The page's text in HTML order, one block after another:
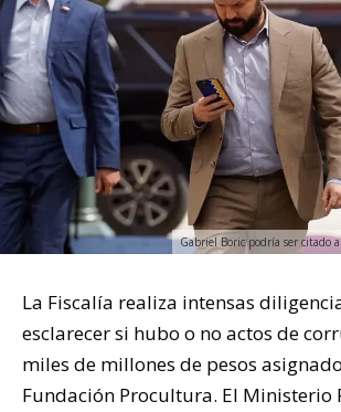
Gabriel Boric podría ser citado
La Fiscalía realiza intensas
esclarecer si hubo o no actos de
miles de millones de pesos
Fundación Procultura. El Ministerio